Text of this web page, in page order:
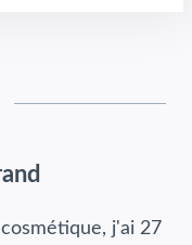
j'ai 27